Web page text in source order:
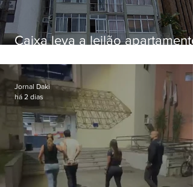
Caixa leva a leilão apartamento
Botafogo
Jornal Daki
há 2 dias